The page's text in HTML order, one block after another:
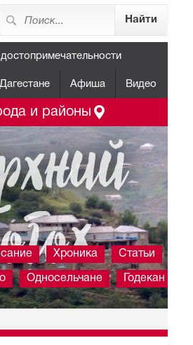
Афиша Видео
и районы
Хроника Статьи
Односельчане Годекан